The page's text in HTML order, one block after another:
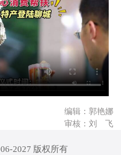
编辑：郭艳娜
审核：刘 飞
2027 版权所有